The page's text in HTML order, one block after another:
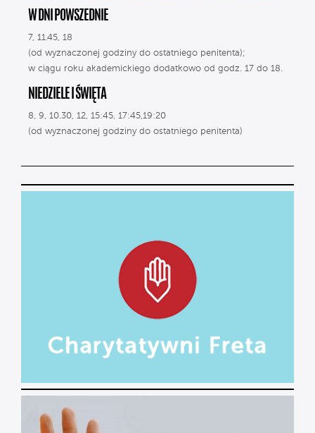
W DNI POWSZEDNIE
7, 11.45, 18
(od wyznaczonej godziny do ostatniego penitenta);
w ciągu roku akademickiego dodatkowo od godz. 17 do 18.
NIEDZIELE I ŚWIĘTA
8, 9, 10.30, 12, 15:45, 17:45,19:20
(od wyznaczonej godziny do ostatniego penitenta)